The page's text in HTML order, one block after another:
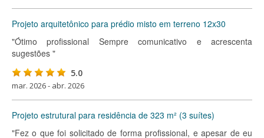
Projeto arquitetônico para prédio misto em terreno 12x30
"Ótimo profissional Sempre comunicativo e acrescenta
sugestões "
5.0
mar. 2026 - abr. 2026
Projeto estrutural para residência de 323 m² (3 suítes)
"Fez o que foi solicitado de forma profissional, e apesar de eu